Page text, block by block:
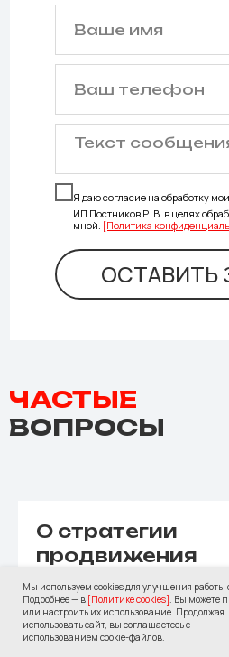
Я даю согласие на обработку
ИП Постников Р. В. в целях
мной. [Политика
ОСТАВИТЬ
ЧАСТЫЕ
ВОПРОСЫ
О стратегии
продвижения
Что входит в
оптимизацию
Мы используем cookies для улучшения работы
Подробнее — в [Политике cookies] . Вы можете
или настроить их использование. Продолжая
использовать сайт, вы соглашаетесь с
использованием cookie-файлов.